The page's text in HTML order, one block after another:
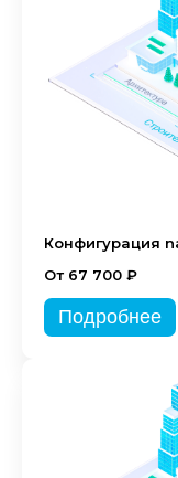
Конфигурация
От 67 700 ₽
Подробнее